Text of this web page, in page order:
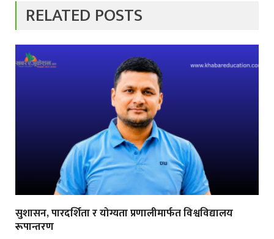
RELATED POSTS
सुशासन, पारदर्शिता र योग्यता प्रणालीमार्फत विश्वविद्यालय
रूपान्तरण